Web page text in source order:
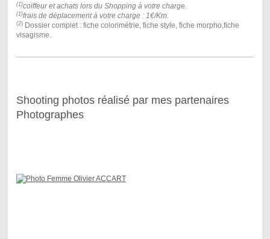
(1)coiffeur et achats lors du Shopping à votre charge.
(1)frais de déplacement à votre charge : 1€/Km.
(2)Dossier complet : fiche colorimétrie, fiche style, fiche morpho,fiche
visagisme.
Shooting photos réalisé par mes partenaires
Photographes